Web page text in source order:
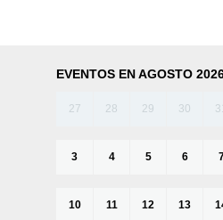
EVENTOS EN AGOSTO
27 28 29 30
3 4 5 6
10 11 12 13